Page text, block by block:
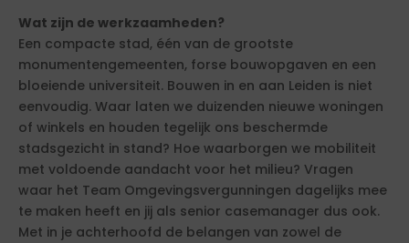
Wat zijn de werkzaamheden?
Een compacte stad, één van de grootste
monumentengemeenten, forse bouwopgaven en een
bloeiende universiteit. Bouwen in en aan Leiden is niet
eenvoudig. Waar laten we duizenden nieuwe woningen
of winkels en houden tegelijk ons beschermde
stadsgezicht in stand? Hoe waarborgen we mobiliteit
met voldoende aandacht voor het milieu? Vragen
waar het Team Omgevingsvergunningen dagelijks mee
te maken heeft en jij als senior casemanager dus ook.
Met in je achterhoofd de belangen van zowel de